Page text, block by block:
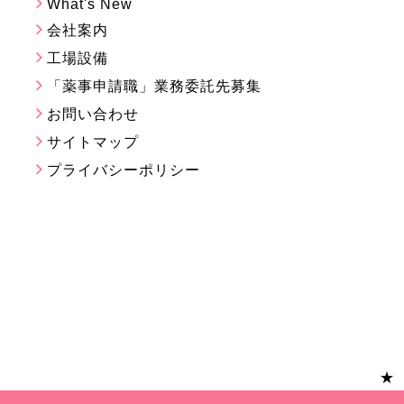
What's New
会社案内
工場設備
「薬事申請職」業務委託先募集
お問い合わせ
サイトマップ
プライバシーポリシー
★